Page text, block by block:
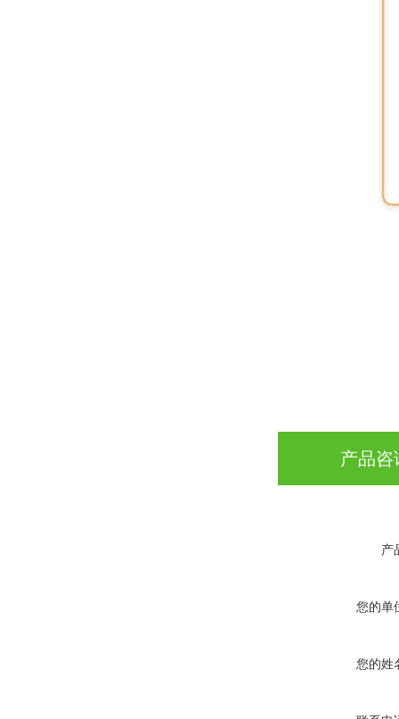
产品咨
产
您的单
您的姓